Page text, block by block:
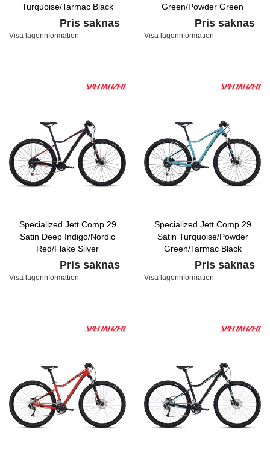
Turquoise/Tarmac Black
Pris saknas
Visa lagerinformation
Green/Powder Green
Pris saknas
Visa lagerinformation
Specialized Jett Comp 29
Satin Deep Indigo/Nordic
Red/Flake Silver
Pris saknas
Visa lagerinformation
Specialized Jett Comp 29
Satin Turquoise/Powder
Green/Tarmac Black
Pris saknas
Visa lagerinformation